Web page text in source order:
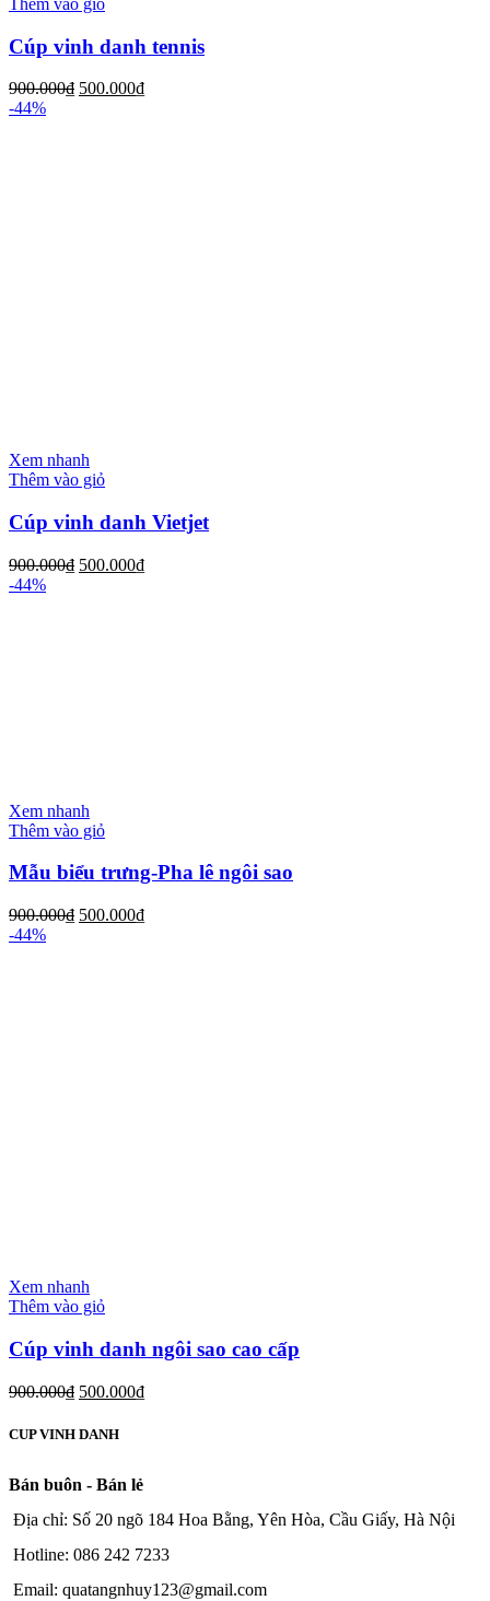
Cúp vinh danh tennis
900.000₫ 500.000₫
-44%
Xem nhanh
Thêm vào giỏ
Cúp vinh danh Vietjet
900.000₫ 500.000₫
-44%
Xem nhanh
Thêm vào giỏ
Mẫu biểu trưng-Pha lê ngôi sao
900.000₫ 500.000₫
-44%
Xem nhanh
Thêm vào giỏ
Cúp vinh danh ngôi sao cao cấp
900.000₫ 500.000₫
CUP VINH DANH
Bán buôn - Bán lẻ
Địa chỉ: Số 20 ngõ 184 Hoa Bằng, Yên Hòa, Cầu Giấy, Hà Nội
Hotline: 086 242 7233
Email: quatangnhuy123@gmail.com